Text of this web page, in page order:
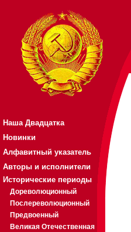
Наша Двадцатка
Новинки
Алфавитный указатель
Авторы и исполнители
Исторические периоды
Дореволюционный
Послереволюционный
Предвоенный
Великая Отечественная